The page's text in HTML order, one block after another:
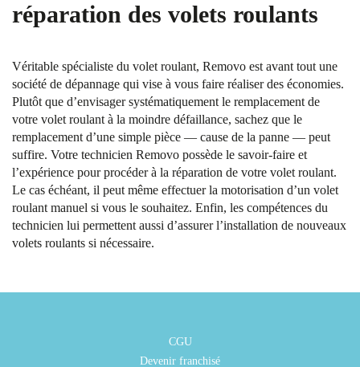
réparation des volets roulants
Véritable spécialiste du volet roulant, Removo est avant tout une
société de dépannage qui vise à vous faire réaliser des économies.
Plutôt que d’envisager systématiquement le remplacement de
votre volet roulant à la moindre défaillance, sachez que le
remplacement d’une simple pièce — cause de la panne — peut
suffire. Votre technicien Removo possède le savoir-faire et
l’expérience pour procéder à la réparation de votre volet roulant.
Le cas échéant, il peut même effectuer la motorisation d’un volet
roulant manuel si vous le souhaitez. Enfin, les compétences du
technicien lui permettent aussi d’assurer l’installation de nouveaux
volets roulants si nécessaire.
CGU
Devenir franchisé